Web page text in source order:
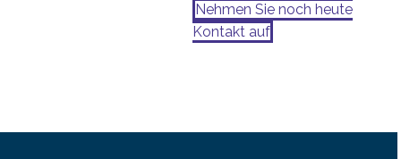
Nehmen Sie noch heute
Kontakt auf